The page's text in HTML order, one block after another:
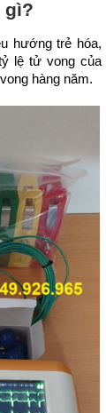
gì?
hướng trẻ hóa,
lệ tử vong của
hàng năm.